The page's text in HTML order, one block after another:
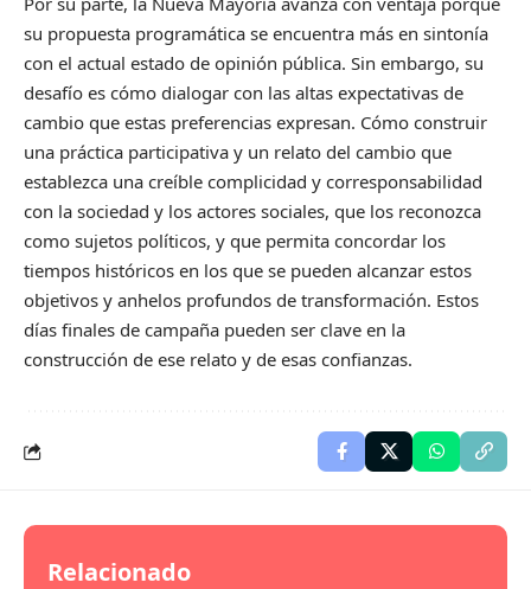
su propuesta programática se encuentra más en sintonía
con el actual estado de opinión pública. Sin embargo, su
desafío es cómo dialogar con las altas expectativas de
cambio que estas preferencias expresan. Cómo construir
una práctica participativa y un relato del cambio que
establezca una creíble complicidad y corresponsabilidad
con la sociedad y los actores sociales, que los reconozca
como sujetos políticos, y que permita concordar los
tiempos históricos en los que se pueden alcanzar estos
objetivos y anhelos profundos de transformación. Estos
días finales de campaña pueden ser clave en la
construcción de ese relato y de esas confianzas.
Relacionado